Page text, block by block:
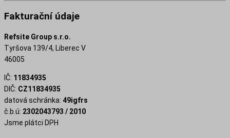
Fakturační údaje
Refsite Group s.r.o.
Tyršova 139/4, Liberec V
46005
IČ: 11834935
DIČ: CZ11834935
datová schránka: 49igfrs
č.b.ú: 2302043793 / 2010
Jsme plátci DPH